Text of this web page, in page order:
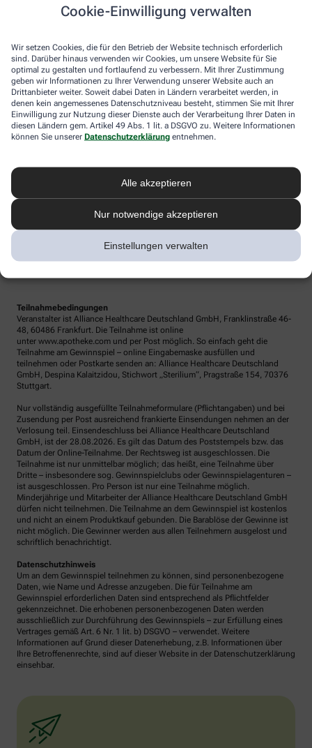
Cookie-Einwilligung verwalten
Wir setzen Cookies, die für den Betrieb der Website technisch erforderlich
sind. Darüber hinaus verwenden wir Cookies, um unsere Website für Sie
optimal zu gestalten und fortlaufend zu verbessern. Mit Ihrer Zustimmung
geben wir Informationen zu Ihrer Verwendung unserer Website auch an
Drittanbieter weiter. Soweit dabei Daten in Ländern verarbeitet werden, in
denen kein angemessenes Datenschutzniveau besteht, stimmen Sie mit Ihrer
Einwilligung zur Nutzung dieser Dienste auch der Verarbeitung Ihrer Daten in
diesen Ländern gem. Artikel 49 Abs. 1 lit. a DSGVO zu. Weitere Informationen
können Sie unserer Datenschutzerklärung entnehmen.
Alle akzeptieren
Nur notwendige akzeptieren
Einstellungen verwalten
Teilnahmebedingungen
Veranstalter ist Alliance Healthcare Deutschland GmbH, Franklinstraße 46-
48, 60486 Frankfurt. Die Teilnahme ist online
unter www.apotheke.com und per Post möglich. So einfach geht die
Teilnahme am Gewinnspiel – online Eingabemaske ausfüllen und
teilnehmen oder Postkarte senden an: Alliance Healthcare Deutschland
GmbH, Despina Kalaitzidou, Stichwort „Sterilium“, Pragstraße 154, 70376
Stuttgart.
Nur vollständig ausgefüllte Teilnahmeformulare (Pflichtangaben) und bei
Zusendung per Post ausreichend frankierte Einsendungen nehmen an der
Verlosung teil. Einsendeschluss bei Alliance Healthcare Deutschland
GmbH, ist der 28.08.2026. Es gilt das Datum des Poststempels bzw. das
Datum der Online-Teilnahme. Der Rechtsweg ist ausgeschlossen. Die
Teilnahme ist nur unmittelbar möglich; das heißt, eine Teilnahme über
Dritte – insbesondere sog. Gewinnspielclubs oder Gewinnspielagenturen –
ist ausgeschlossen. Pro Person ist nur eine Teilnahme möglich.
Minderjährige und Mitarbeiter der Alliance Healthcare Deutschland GmbH
dürfen nicht teilnehmen. Die Teilnahme an dem Gewinnspiel ist kostenlos
und nicht an einem Produktkauf gebunden. Die Barablöse der Gewinne ist
nicht möglich. Die Gewinner werden aus allen Teilnehmern ausgelost und
schriftlich benachrichtigt.
Datenschutzhinweis
Um an dem Gewinnspiel teilnehmen zu können, sind personenbezogene
Daten, wie Name und Adresse anzugeben. Die für Teilnahme am
Gewinnspiel erforderlichen Daten sind entsprechend als Pflichtfelder
gekennzeichnet. Die erhobenen personenbezogenen Daten werden
ausschließlich zur Durchführung des Gewinnspiels – zur Erfüllung eines
Vertrages gemäß Art. 6 Nr. 1 lit. b) DSGVO – verwendet. Weitere
Informationen auf Grund dieser Datenerhebung, z.B. Informationen über
Ihre Betroffenenrechte, sind auf dieser Website in der Datenschutzerklärung
einsehbar.